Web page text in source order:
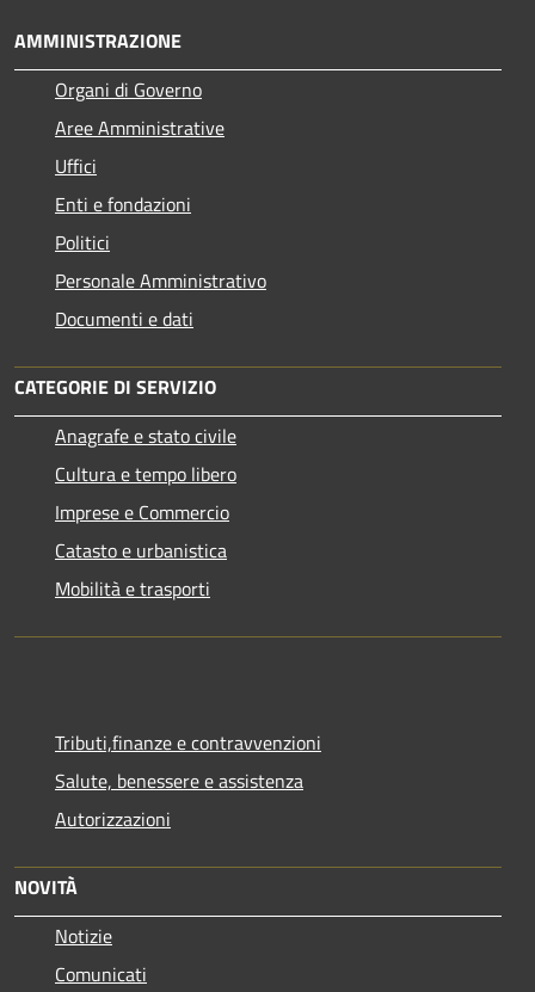
AMMINISTRAZIONE
Organi di Governo
Aree Amministrative
Uffici
Enti e fondazioni
Politici
Personale Amministrativo
Documenti e dati
CATEGORIE DI SERVIZIO
Anagrafe e stato civile
Cultura e tempo libero
Imprese e Commercio
Catasto e urbanistica
Mobilità e trasporti
Tributi,finanze e contravvenzioni
Salute, benessere e assistenza
Autorizzazioni
NOVITÀ
Notizie
Comunicati